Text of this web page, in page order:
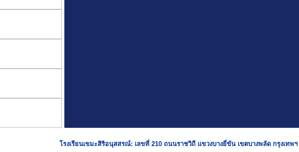
โรงเรียนเขมะสิริอนุสสรณ์: เลขที่ 210 ถนนราชวิถี แขวงบางยี่ขัน เขตบางพลัด กรุงเทพฯ